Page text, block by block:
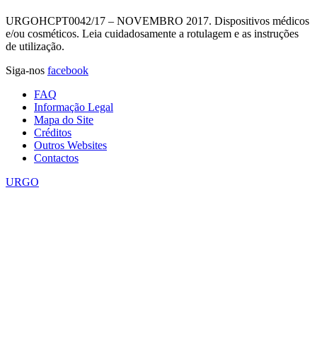
URGOHCPT0042/17 – NOVEMBRO 2017. Dispositivos médicos
e/ou cosméticos. Leia cuidadosamente a rotulagem e as instruções
de utilização.
Siga-nos facebook
FAQ
Informação Legal
Mapa do Site
Créditos
Outros Websites
Contactos
URGO